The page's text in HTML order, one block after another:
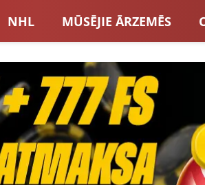
NHL MŪSĒJIE ĀRZEMĒS
LVBET BONUSI
INTERVIJAS TOTALIZATORI
VISAS ZIŅAS